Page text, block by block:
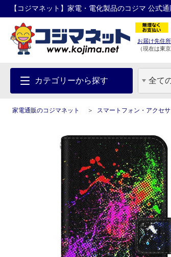
【コジマネット】家電・電化製品のコジマ 公式通
お届け先住
（現在は東
カテゴリーから探す 全て
家電通販のコジマネット スマートフォン・アクセ